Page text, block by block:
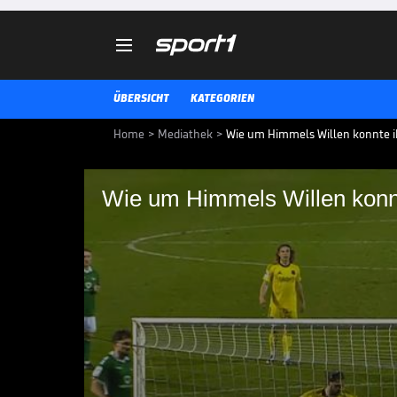

ÜBERSICHT KATEGORIEN
Home > Mediathek > Wie um Himmels Willen konnte
Wie um Himmels Willen
Wie um Himmels
passieren?
Die Highlights der Partie 1. FC
3. Liga im Video.
3. LIGA MEDIATHEK HIGHLIGHTS